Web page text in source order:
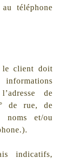
téléphone
le client doit
informations
de
de rue, de
noms et/ou
indicatifs,